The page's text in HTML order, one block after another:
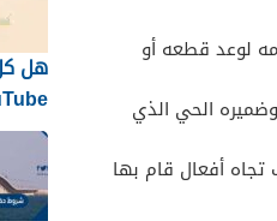
لوعد قطعه أو
الحي الذي
أفعال قام بها
هل